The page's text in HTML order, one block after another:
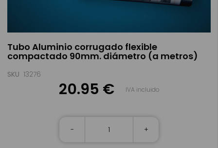
Tubo Aluminio corrugado flexible
compactado 90mm. diámetro (a metros)
SKU 13276
20.95 € IVA incluido
- +
al
comienzo
la